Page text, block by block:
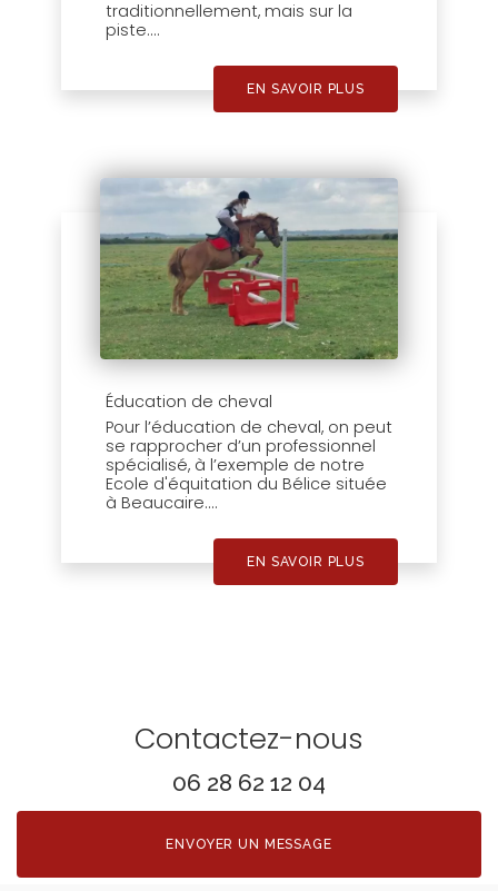
traditionnellement, mais sur la
piste....
EN SAVOIR PLUS
Éducation de cheval
Pour l’éducation de cheval, on peut
se rapprocher d’un professionnel
spécialisé, à l’exemple de notre
Ecole d'équitation du Bélice située
à Beaucaire....
EN SAVOIR PLUS
Contactez-nous
06 28 62 12 04
ENVOYER UN MESSAGE